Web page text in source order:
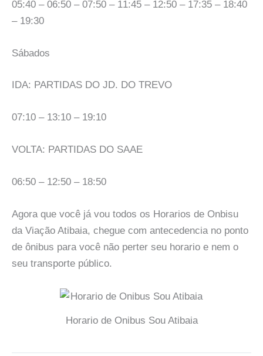
05:40 – 06:50 – 07:50 – 11:45 – 12:50 – 17:35 – 18:40
– 19:30
Sábados
IDA: PARTIDAS DO JD. DO TREVO
07:10 – 13:10 – 19:10
VOLTA: PARTIDAS DO SAAE
06:50 – 12:50 – 18:50
Agora que você já vou todos os Horarios de Onbisu
da Viação Atibaia, chegue com antecedencia no ponto
de ônibus para você não perter seu horario e nem o
seu transporte público.
Horario de Onibus Sou Atibaia